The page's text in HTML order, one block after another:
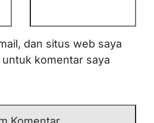
dan situs web saya
komentar saya